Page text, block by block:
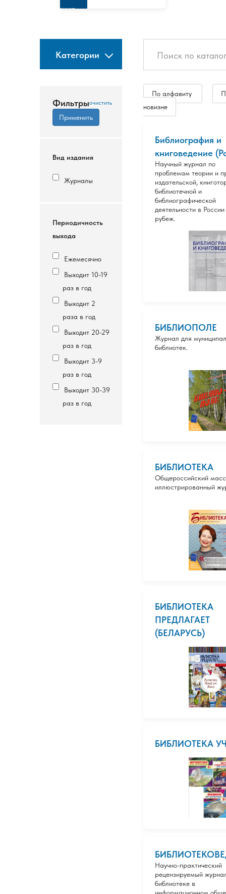
изданию
Категории
Фильтры
Вид издания
Журналы
Периодичность
выхода
Ежемесячно
Выходит 10-19
раз в год
Выходит 2
раза в год
Выходит 20-29
раз в год
Выходит 3-9
раз в год
Выходит 30-39
раз в год
По алфавиту
новизне
Библиография и
книговедение
Научный журнал по
проблемам теории и
издательской,
библиотечной и
библиографической
деятельности в
рубеж.
БИБЛИОПОЛЕ
Журнал для
библиотек.
БИБЛИОТЕКА
Общероссийский
иллюстрированный
БИБЛИОТЕКА
ПРЕДЛАГАЕТ
(БЕЛАРУСЬ)
БИБЛИОТЕКА
Научно-практический
рецензируемый
библиотеке в